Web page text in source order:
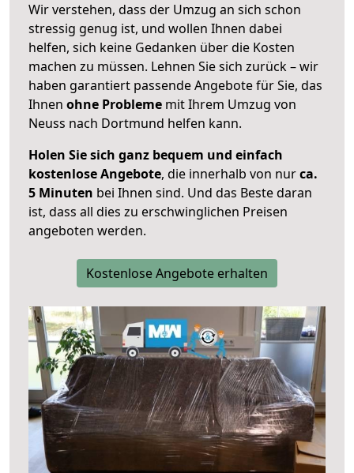
Wir verstehen, dass der Umzug an sich schon
stressig genug ist, und wollen Ihnen dabei
helfen, sich keine Gedanken über die Kosten
machen zu müssen. Lehnen Sie sich zurück – wir
haben garantiert passende Angebote für Sie, das
Ihnen ohne Probleme mit Ihrem Umzug von
Neuss nach Dortmund helfen kann.
Holen Sie sich ganz bequem und einfach
kostenlose Angebote, die innerhalb von nurca.
5 Minuten bei Ihnen sind. Und das Beste daran
ist, dass all dies zu erschwinglichen Preisen
angeboten werden.
Kostenlose Angebote erhalten